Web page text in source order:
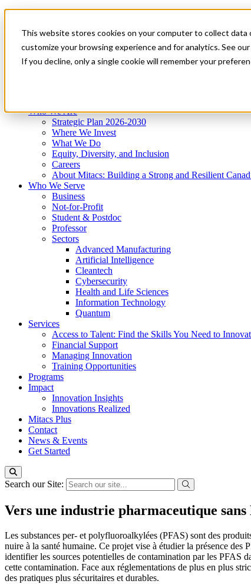
This website stores cookies on your computer to collect
customize your browsing experience and for analytics. See
If you decline, only a single cookie will remember your
News & Events
Get Started
Menu
Who We Are
Strategic Plan 2026-2030
Where We Invest
What We Do
Equity, Diversity, and Inclusion
Careers
About Mitacs: Building a Strong and Resilient
Who We Serve
Business
Not-for-Profit
Student & Postdoc
Professor
Sectors
Advanced Manufacturing
Artificial Intelligence
Cleantech
Cybersecurity
Health and Life Sciences
Information Technology
Quantum
Services
Access to Talent: Find the Skills You Need to
Financial Support
Managing Innovation
Training Opportunities
Programs
Impact
Innovation Insights
Innovations Realized
Mitacs Plus
Contact
News & Events
Get Started
Search our Site:
Vers une industrie pharmaceutique
Les substances per- et polyfluoroalkylées (PFAS) sont des
nuire à la santé humaine. Ce projet vise à étudier la présence
identifier les sources potentielles de contamination par les PFAS
cette contamination. Face aux réglementations de plus en plus
des pratiques plus sécuritaires et durables.